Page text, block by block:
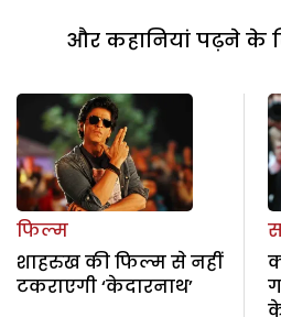
और कहानियां पढ़ने के
फिल्म
शाहरुख की फिल्म से नहीं
टकराएगी ‘केदारनाथ’